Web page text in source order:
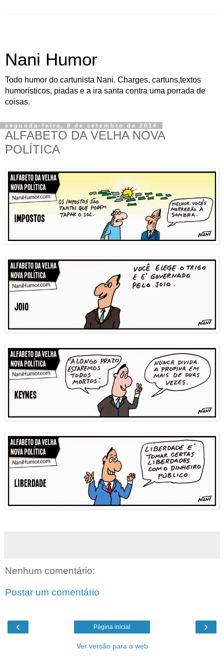
Nani Humor
Todo humor do cartunista Nani. Charges, cartuns,textos
humorísticos, piadas e a ira santa contra uma porrada de
coisas.
segunda-feira, 8 de setembro de 2014
ALFABETO DA VELHA NOVA
POLÍTICA
Nenhum comentário:
Postar um comentário
‹ ›
Página inicial
Ver versão para a web